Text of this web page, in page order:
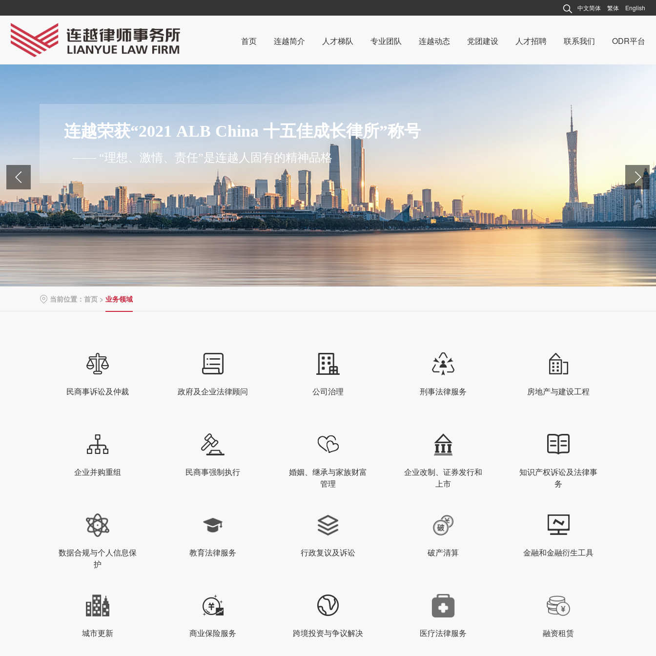
中文简体 繁体 English
首页 连越简介
荣誉与资质
部分客户
办公环境
视频中心
人才梯队 专业团队 连越动态 党团建设 人才招聘 联系我们 ODR平台
连越荣获“2021 ALB China 十五佳成长律所”称号
—— “理想、激情、责任”是连越人固有的精神品格
当前位置： 首页 > 业务领域
民商事诉讼及仲裁 政府及企业法律顾问 公司治理 刑事法律服务 房地产与建设工程
企业并购重组 民商事强制执行
婚姻、继承与家族财富
管理
企业改制、证券发行和
上市
知识产权诉讼及法律事
务
数据合规与个人信息保
护
教育法律服务 行政复议及诉讼 破产清算 金融和金融衍生工具
城市更新 商业保险服务 跨境投资与争议解决 医疗法律服务 融资租赁